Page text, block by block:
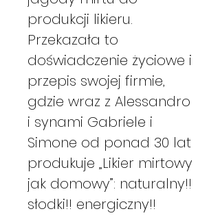
produkcji likieru.
Przekazała to
doświadczenie życiowe i
przepis swojej firmie,
gdzie wraz z Alessandro
i synami Gabriele i
Simone od ponad 30 lat
produkuje „Likier mirtowy
jak domowy”: naturalny!!
słodki!! energiczny!!